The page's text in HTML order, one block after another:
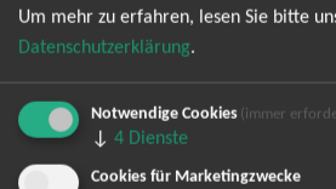
Um mehr zu erfahren, lesen Sie bitte
Datenschutzerklärung.
Notwendige Cookies (immer
↓ 4 Dienste
Cookies für Marketingzwecke